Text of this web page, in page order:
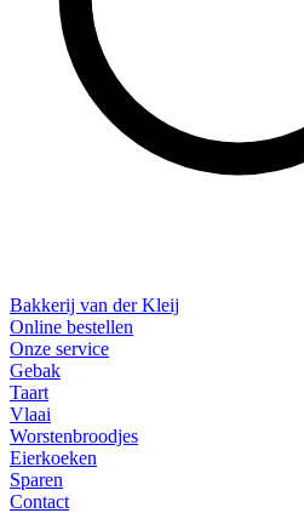
Bakkerij van der Kleij
Online bestellen
Onze service
Gebak
Taart
Vlaai
Worstenbroodjes
Eierkoeken
Sparen
Contact